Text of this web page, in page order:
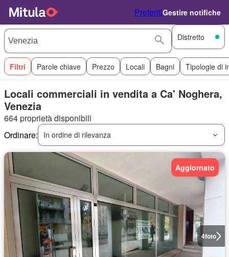
PreferitiGestire notifiche
Distretto
Filtri Parole chiave Prezzo Locali Bagni Tipologie di
Locali commerciali in vendita a Ca' Noghera,
Venezia
664 proprietà disponibili
Ordinare:
In ordine di rilevanza
4foto
Aggiornato